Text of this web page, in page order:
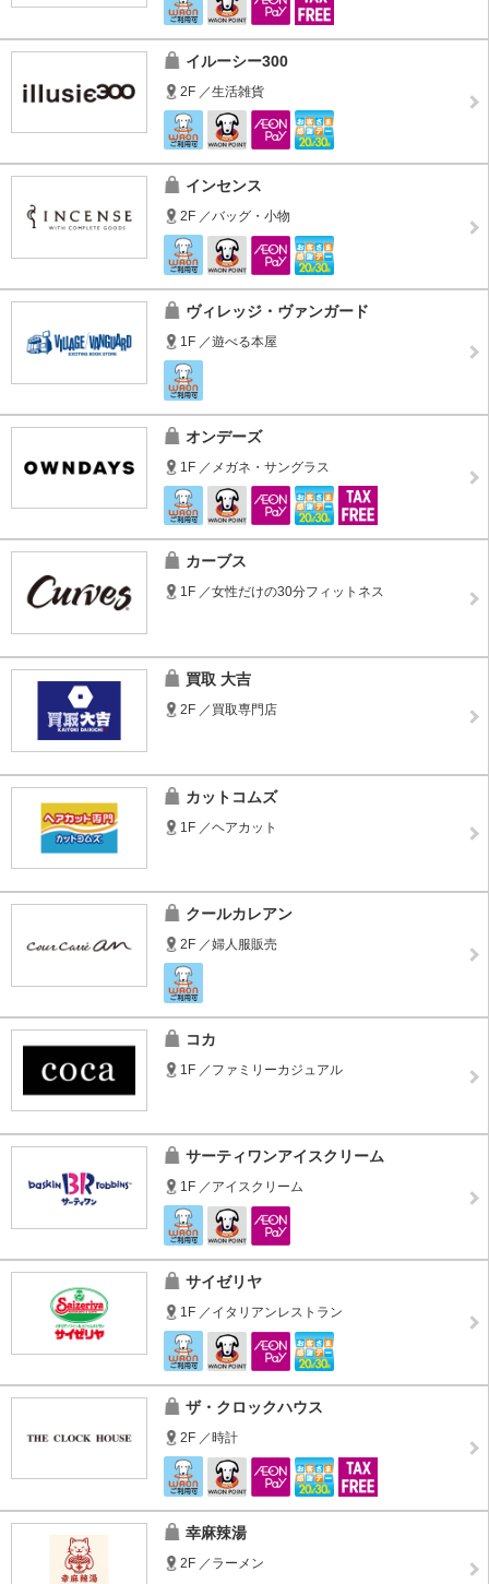
イルーシー300
2F ／生活雑貨
インセンス
2F ／バッグ・小物
ヴィレッジ・ヴァンガード
1F ／遊べる本屋
オンデーズ
1F ／メガネ・サングラス
カーブス
1F ／女性だけの30分フィットネス
買取 大吉
2F ／買取専門店
カットコムズ
1F ／ヘアカット
クールカレアン
2F ／婦人服販売
コカ
1F ／ファミリーカジュアル
サーティワンアイスクリーム
1F ／アイスクリーム
サイゼリヤ
1F ／イタリアンレストラン
ザ・クロックハウス
2F ／時計
幸麻辣湯
2F ／ラーメン